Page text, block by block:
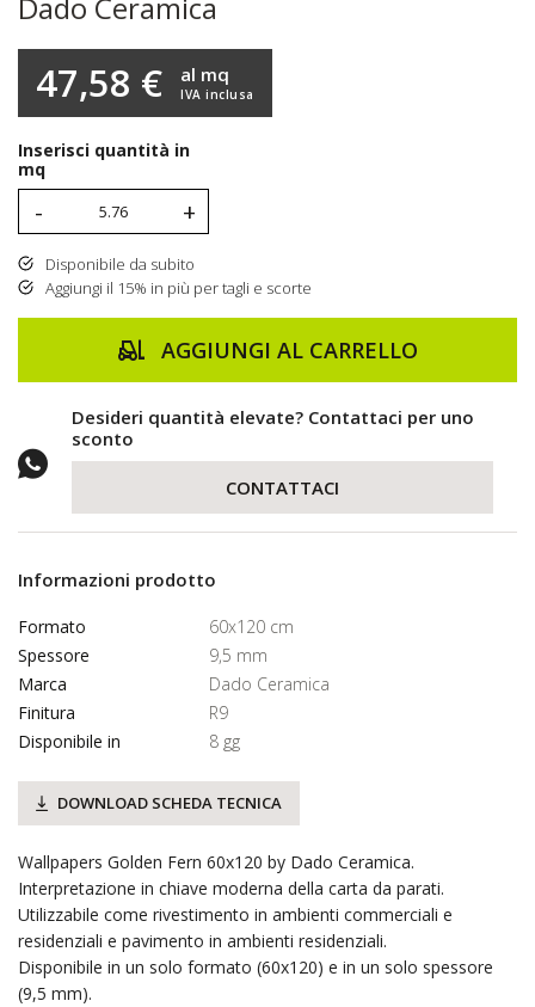
47,58 € IVA inclusa
al mq
Inserisci quantità in
mq
- +
Disponibile da subito
Aggiungi il 15% in più per tagli e scorte
AGGIUNGI AL CARRELLO
Desideri quantità elevate? Contattaci per uno
sconto
CONTATTACI
Informazioni prodotto
Formato
60x120 cm
Spessore
9,5 mm
Marca
Dado Ceramica
Finitura
R9
Disponibile in
8 gg
DOWNLOAD SCHEDA TECNICA
Wallpapers Golden Fern 60x120 by Dado Ceramica.
Interpretazione in chiave moderna della carta da parati.
Utilizzabile come rivestimento in ambienti commerciali e
residenziali e pavimento in ambienti residenziali.
Disponibile in un solo formato (60x120) e in un solo spessore
(9,5 mm).